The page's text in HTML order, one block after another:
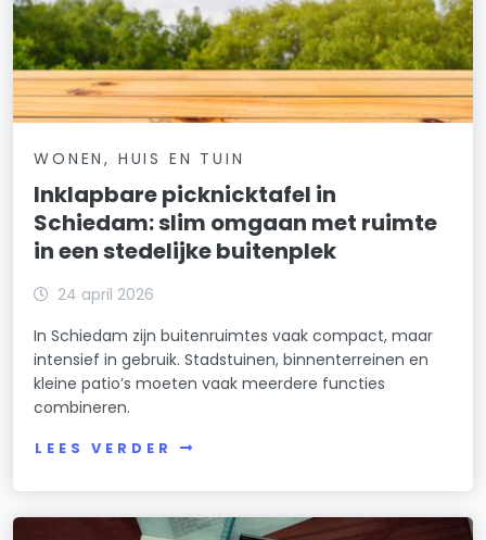
WONEN, HUIS EN TUIN
Inklapbare picknicktafel in
Schiedam: slim omgaan met ruimte
in een stedelijke buitenplek
24 april 2026
In Schiedam zijn buitenruimtes vaak compact, maar
intensief in gebruik. Stadstuinen, binnenterreinen en
kleine patio’s moeten vaak meerdere functies
combineren.
LEES VERDER